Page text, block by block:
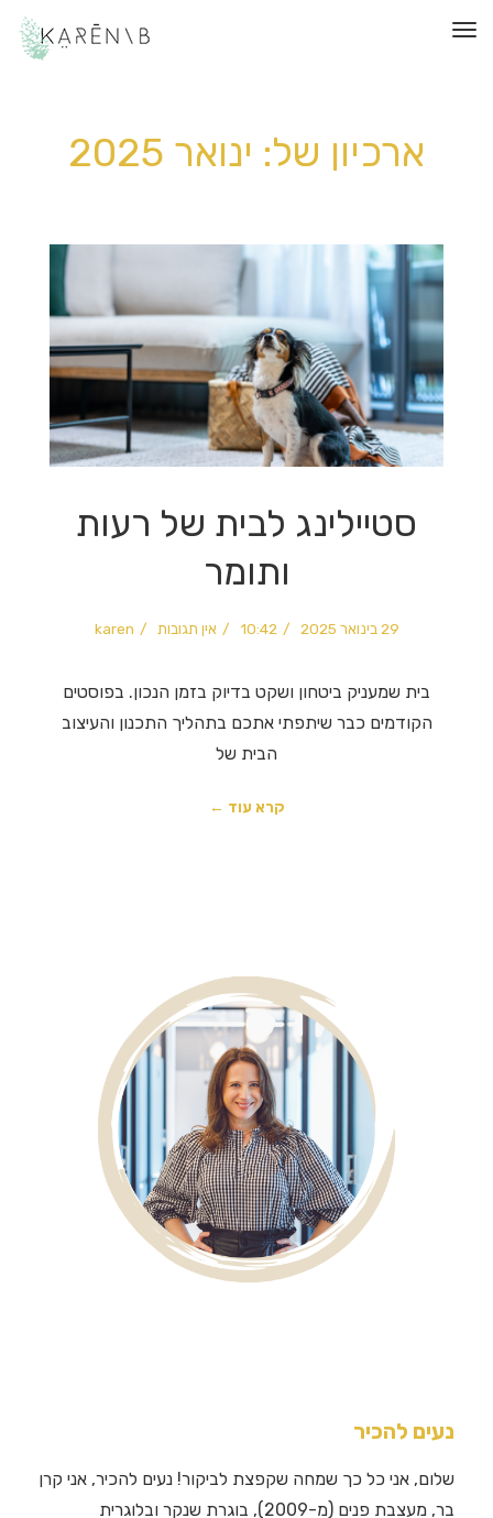
תפריט
ארכיון של: ינואר 2025
סטיילינג לבית של רעות
ותומר
29 בינואר 2025 10:42 אין תגובות karen
בית שמעניק ביטחון ושקט בדיוק בזמן הנכון. בפוסטים
הקודמים כבר שיתפתי אתכם בתהליך התכנון והעיצוב
הבית של
קרא עוד ←
נעים להכיר
שלום, אני כל כך שמחה שקפצת לביקור! נעים להכיר, אני קרן
בר, מעצבת פנים (מ-2009), בוגרת שנקר ובלוגרית